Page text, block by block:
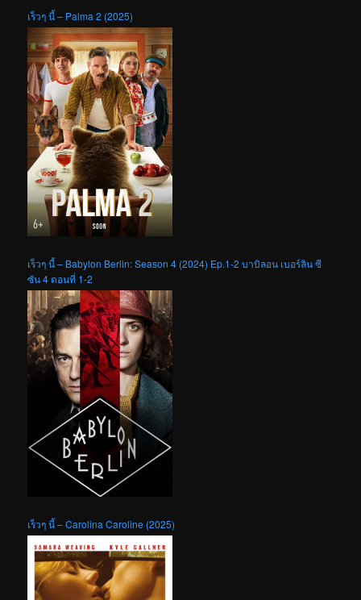
เร็วๆ นี้ – Palma 2 (2025)
เร็วๆ นี้ – Babylon Berlin: Season 4 (2024) Ep.1-2 บาบิลอน เบอร์ลิน ซี
ซัน 4 ตอนที่ 1-2
เร็วๆ นี้ – Carolina Caroline (2025)